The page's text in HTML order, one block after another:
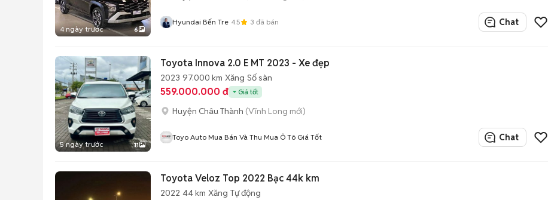
4 ngày trước 6
Hyundai Bến Tre 4.5 3 đã bán Chat
5 ngày trước 11
Toyota Innova 2.0 E MT 2023 - Xe đẹp
2023 97.000 km Xăng Số sàn
559.000.000 đ Giá tốt
Huyện Châu Thành (Vĩnh Long mới)
Toyo Auto Mua Bán Và Thu Mua Ô Tô Giá Tốt Chat
Toyota Veloz Top 2022 Bạc 44k km
2022 44 km Xăng Tự động